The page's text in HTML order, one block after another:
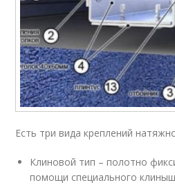
Есть три вида креплений
Клиновой тип – полотно
помощи специального